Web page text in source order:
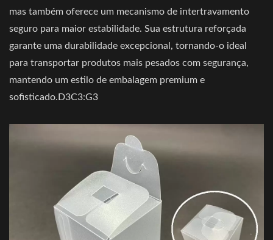
mas também oferece um mecanismo de intertravamento
seguro para maior estabilidade. Sua estrutura reforçada
garante uma durabilidade excepcional, tornando-o ideal
para transportar produtos mais pesados com segurança,
mantendo um estilo de embalagem premium e
sofisticado.D3C3:G3